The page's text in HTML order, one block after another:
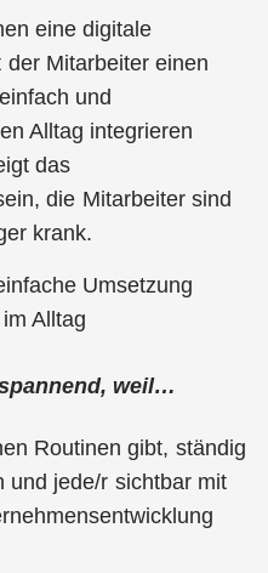
eine digitale
Mitarbeiter einen
und
Alltag integrieren
das
die Mitarbeiter sind
krank.
Umsetzung
Alltag
weil…
Routinen gibt, ständig
und jede/r sichtbar mit